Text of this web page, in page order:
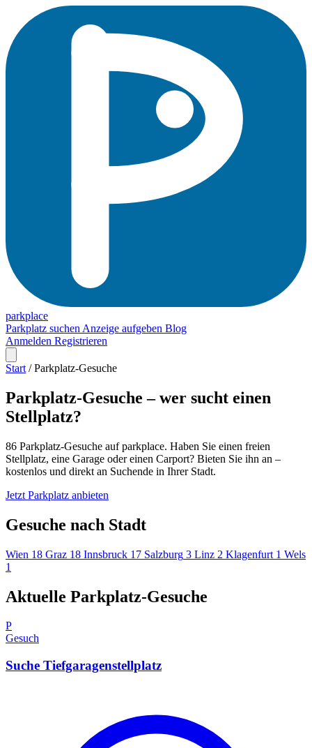
parkplace
Parkplatz suchen Anzeige aufgeben Blog
Anmelden Registrieren
Start / Parkplatz-Gesuche
Parkplatz-Gesuche – wer sucht einen
Stellplatz?
86 Parkplatz-Gesuche auf parkplace. Haben Sie einen freien
Stellplatz, eine Garage oder einen Carport? Bieten Sie ihn an –
kostenlos und direkt an Suchende in Ihrer Stadt.
Jetzt Parkplatz anbieten
Gesuche nach Stadt
Wien 18 Graz 18 Innsbruck 17 Salzburg 3 Linz 2 Klagenfurt 1 Wels
1
Aktuelle Parkplatz-Gesuche
P
Gesuch
Suche Tiefgaragenstellplatz